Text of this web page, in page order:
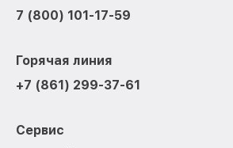
7 (800) 101-17-59
Горячая линия
+7 (861) 299-37-61
Сервис